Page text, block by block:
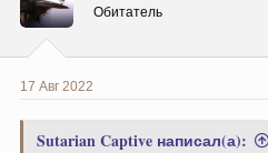
и
:
Обитатель
17 Авг 2022
Sutarian Captive написал(а):